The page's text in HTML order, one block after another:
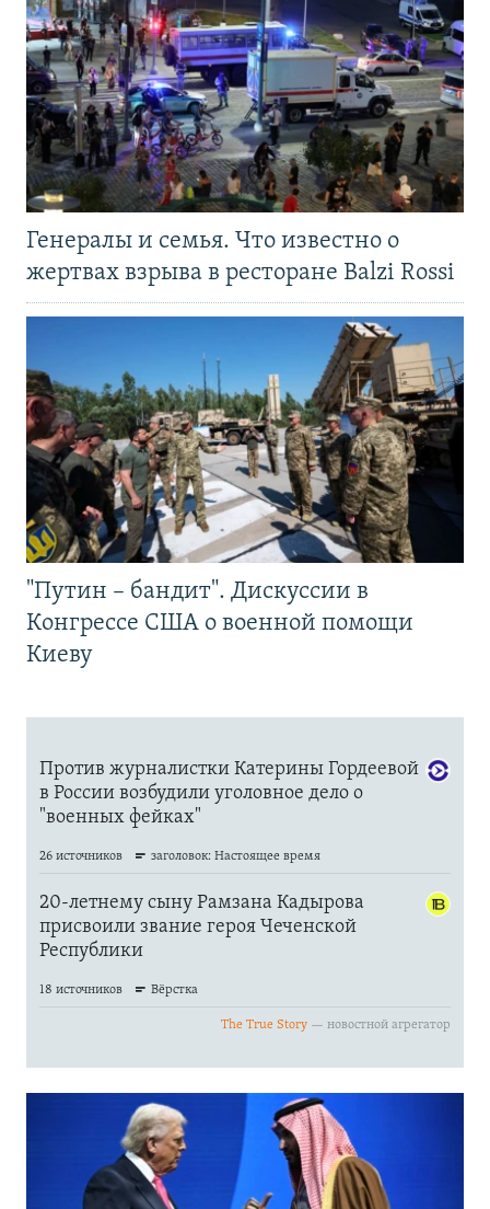
Генералы и семья. Что известно о
жертвах взрыва в ресторане Balzi Rossi
"Путин – бандит". Дискуссии в
Конгрессе США о военной помощи
Киеву